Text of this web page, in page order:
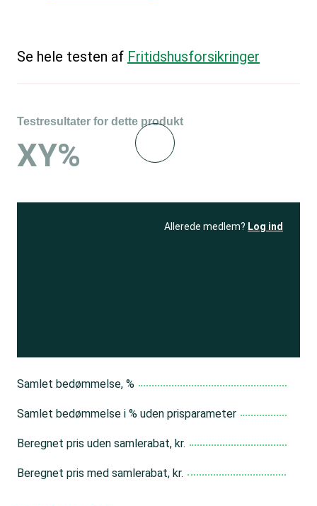
Se hele testen af Fritidshusforsikringer
Testresultater for dette produkt
XY%
Allerede medlem? Log ind
Samlet bedømmelse, %
Samlet bedømmelse i % uden prisparameter
Beregnet pris uden samlerabat, kr.
Beregnet pris med samlerabat, kr.